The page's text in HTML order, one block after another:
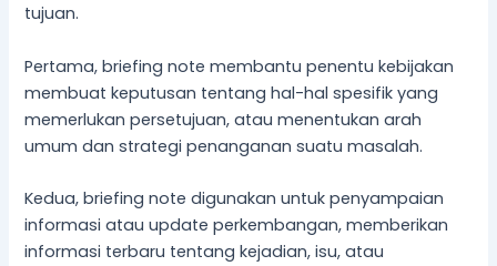
tujuan.
Pertama, briefing note membantu penentu kebijakan
membuat keputusan tentang hal-hal spesifik yang
memerlukan persetujuan, atau menentukan arah
umum dan strategi penanganan suatu masalah.
Kedua, briefing note digunakan untuk penyampaian
informasi atau update perkembangan, memberikan
informasi terbaru tentang kejadian, isu, atau